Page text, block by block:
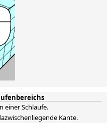
einer Schlaufe.
Kante.